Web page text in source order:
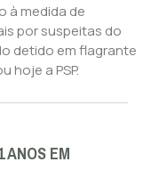
à medida de
por suspeitas do
detido em flagrante
hoje a PSP.
ANOS EM